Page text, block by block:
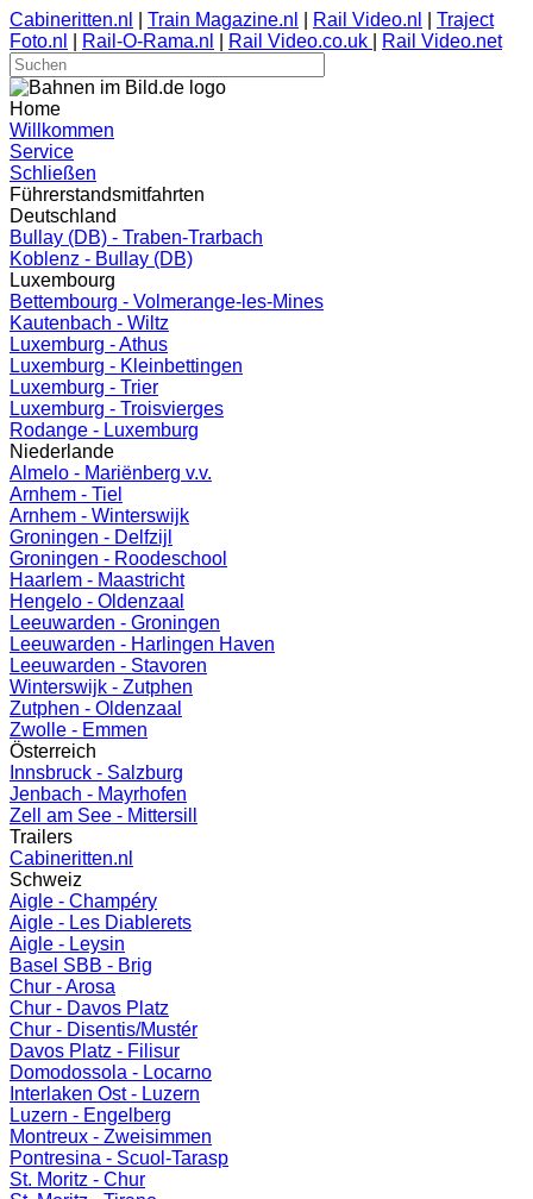
Cabineritten.nl Train Magazine.nl Rail Video.nl
Traject
Foto.nl
Rail-O-Rama.nl Rail Video.co.uk Rail Video.net
Home
Willkommen
Service
Schließen
Führerstandsmitfahrten
Deutschland
Bullay (DB) - Traben-Trarbach
Koblenz - Bullay (DB)
Luxembourg
Bettembourg - Volmerange-les-Mines
Kautenbach - Wiltz
Luxemburg - Athus
Luxemburg - Kleinbettingen
Luxemburg - Trier
Luxemburg - Troisvierges
Rodange - Luxemburg
Niederlande
Almelo - Mariënberg v.v.
Arnhem - Tiel
Arnhem - Winterswijk
Groningen - Delfzijl
Groningen - Roodeschool
Haarlem - Maastricht
Hengelo - Oldenzaal
Leeuwarden - Groningen
Leeuwarden - Harlingen Haven
Leeuwarden - Stavoren
Winterswijk - Zutphen
Zutphen - Oldenzaal
Zwolle - Emmen
Österreich
Innsbruck - Salzburg
Jenbach - Mayrhofen
Zell am See - Mittersill
Trailers
Cabineritten.nl
Schweiz
Aigle - Champéry
Aigle - Les Diablerets
Aigle - Leysin
Basel SBB - Brig
Chur - Arosa
Chur - Davos Platz
Chur - Disentis/Mustér
Davos Platz - Filisur
Domodossola - Locarno
Interlaken Ost - Luzern
Luzern - Engelberg
Montreux - Zweisimmen
Pontresina - Scuol-Tarasp
St. Moritz - Chur